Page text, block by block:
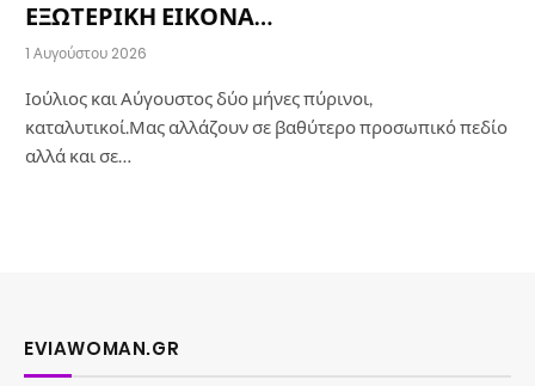
ΕΞΩΤΕΡΙΚΗ ΕΙΚΟΝΑ…
1 Αυγούστου 2026
Ιούλιος και Αύγουστος δύο μήνες πύρινοι,
καταλυτικοί.Μας αλλάζουν σε βαθύτερο προσωπικό πεδίο
αλλά και σε…
EVIAWOMAN.GR